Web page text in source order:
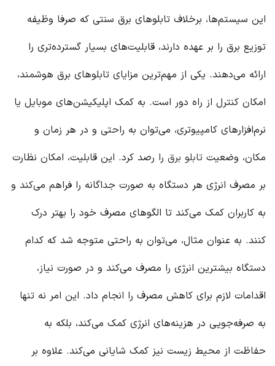
این سیستم‌ها، برخلاف تابلوهای برق سنتی که صرفا وظیفه
توزیع برق را بر عهده دارند، قابلیت‌های بسیار گسترده‌تری را
ارائه می‌دهند. یکی از مهم‌ترین مزایای تابلوهای برق هوشمند،
امکان کنترل از راه دور است. به کمک اپلیکیشن‌های موبایل یا
نرم‌افزارهای کامپیوتری، می‌توان به راحتی و در هر زمان و
مکان، وضعیت تابلو برق را رصد کرد. این قابلیت، امکان نظارت
بر مصرف انرژی هر دستگاه به صورت جداگانه را فراهم می‌کند و
به کاربران کمک می‌کند تا الگوهای مصرف خود را بهتر درک
کنند. به عنوان مثال، می‌توان به راحتی متوجه شد که کدام
دستگاه بیشترین انرژی را مصرف می‌کند و در صورت نیاز،
اقدامات لازم برای کاهش مصرف را انجام داد. این امر نه تنها
به صرفه‌جویی در هزینه‌های انرژی کمک می‌کند، بلکه به
حفاظت از محیط زیست نیز کمک شایانی می‌کند. علاوه بر